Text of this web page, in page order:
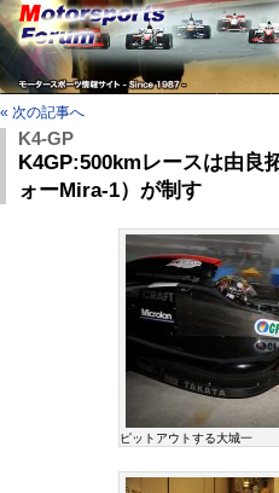
« 次の記事へ
K4-GP
K4GP:500kmレースは由良
ォーMira-1）が制す
ピットアウトする大城一